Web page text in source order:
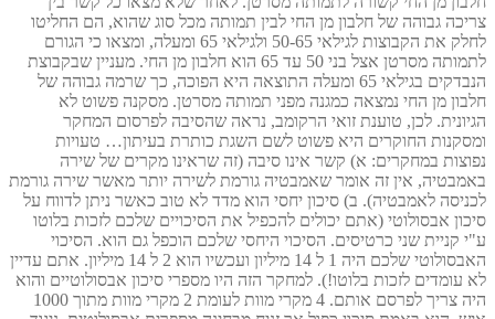
צריכה גבוהה של חלבון מן החי לבין תמותה מכל סוג שהוא, הם החליטו
לחלק את הקבוצות לגילאי 50-65 ולגילאי 65 ומעלה, ומצאו כי הגורם
לתמותה מסרטן אצל בני 50 עד 65 הוא חלבון מן החי. מעניין שבקבוצת
הנבדקים בגילאי 65 ומעלה התוצאה היא הפוכה, כך שרמה גבוהה של
חלבון מן החי נמצאה כמגנה מפני תמותה מסרטן. מסקנה פשוט לא
הגיונית. לכן, טוענת זואי הרקומב, נראה שהסיבה לפרסום המחקר
ומסקנות החוקרים היא פשוט לשם השגת כותרת בעיתון… טעויות
נפוצות במחקרים: א) קשר אינו סיבה (זה שראינו מקרים של שירה
באמבטיה, אין זה אומר שאמבטיה גורמת לשירה יותר מאשר שירה גורמת
לכניסה לאמבטיה). ב) סיכון יחסי הוא מדד לא טוב כאשר ניתן לדווח על
סיכון אבסולוטי (אתם יכולים להכפיל את הסיכויים שלכם לזכות בלוטו
ע"י קניית שני כרטיסים. הסיכוי היחסי שלכם הוכפל גם הוא. הסיכוי
האבסולוטי שלכם היה 1 ל 14 מיליון ועכשיו הוא 2 ל 14 מיליון. אתם עדיין
לא עומדים לזכות בלוטו!). למחקר הזה היו מספרי סיכון אבסולוטיים והוא
היה צריך לפרסם אותם. 4 מקרי מוות לעומת 2 מקרי מוות מתוך 1000